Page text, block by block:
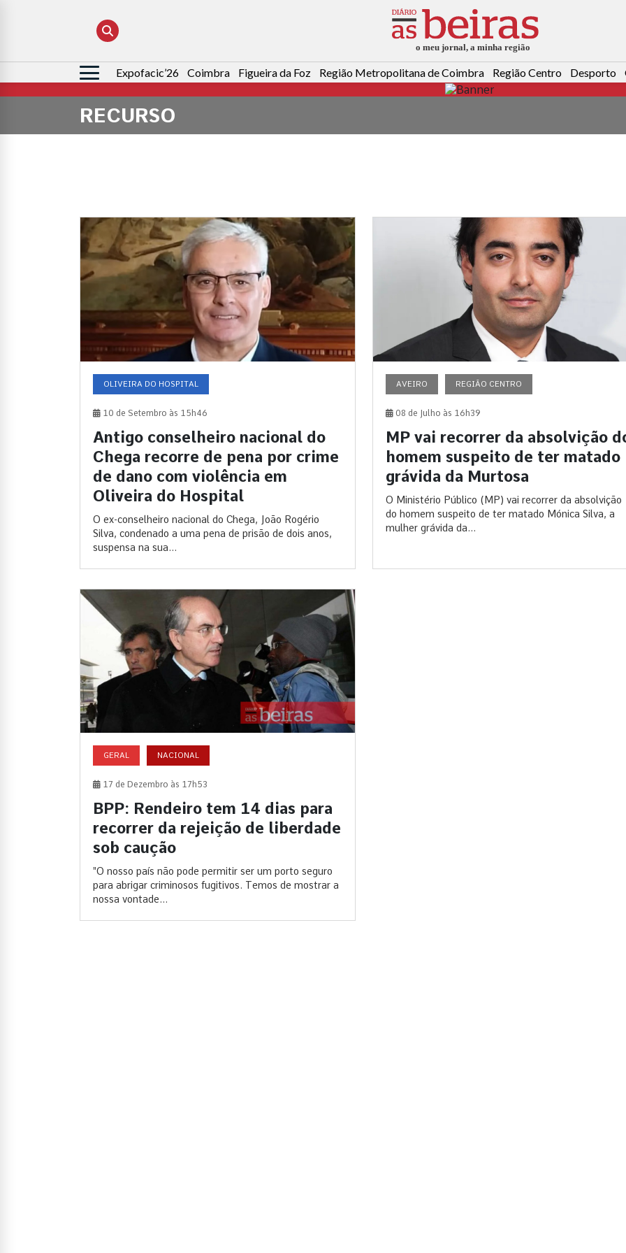
Pesquisar
por:
Expofacic’26 Coimbra Figueira da Foz Região Metropolitana de Coimbra Região Centro Desporto
RECURSO
OLIVEIRA DO HOSPITAL
10 de Setembro às 15h46
Antigo conselheiro nacional do
Chega recorre de pena por crime
de dano com violência em
Oliveira do Hospital
O ex-conselheiro nacional do Chega, João Rogério
Silva, condenado a uma pena de prisão de dois anos,
suspensa na sua...
AVEIRO REGIÃO CENTRO
08 de Julho às 16h39
MP vai recorrer da absolvição
homem suspeito de ter matado
grávida da Murtosa
O Ministério Público (MP) vai recorrer da absolvição
do homem suspeito de ter matado Mónica Silva, a
mulher grávida da...
GERAL NACIONAL
17 de Dezembro às 17h53
BPP: Rendeiro tem 14 dias para
recorrer da rejeição de liberdade
sob caução
"O nosso país não pode permitir ser um porto seguro
para abrigar criminosos fugitivos. Temos de mostrar a
nossa vontade...